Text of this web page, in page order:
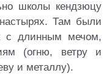
школы кендзюцу
Там были
с длинным мечом,
(огню, ветру и
и металлу).